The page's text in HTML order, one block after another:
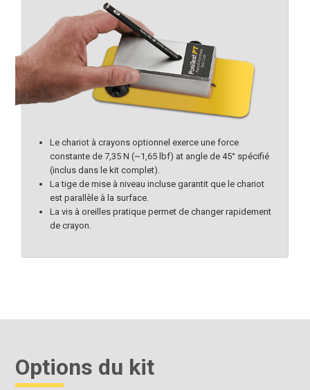
Le chariot à crayons optionnel exerce une force
constante de 7,35 N (~1,65 lbf) at angle de 45° spécifié
(inclus dans le kit complet).
La tige de mise à niveau incluse garantit que le chariot
est parallèle à la surface.
La vis à oreilles pratique permet de changer rapidement
de crayon.
Options du kit